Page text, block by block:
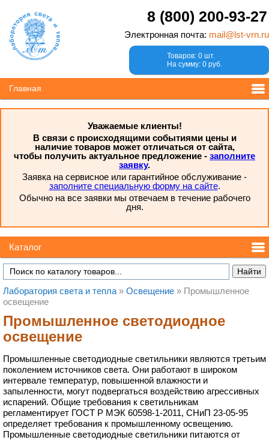
8 (800) 200-93-27
Электронная почта: mail@lst-vrn.ru
Товаров: 0 шт.
На сумму: 0 руб.
Главная
Уважаемые клиенты!
В связи с происходящими событиями цены и
наличие товаров может отличаться от сайта,
чтобы получить актуальное предложение - заполните
заявку.
Заявка на сервисное или гарантийное обслуживание -
заполните специальную форму на сайте.
Обычно на все заявки мы отвечаем в течение рабочего
дня.
Каталог
Лаборатория света и тепла » Освещение » Промышленное
освещение
Промышленное светодиодное
освещение
Промышленные светодиодные светильники являются третьим
поколением источников света. Они работают в широком
интервале температур, повышенной влажности и
запыленности, могут подвергаться воздействию агрессивных
испарений. Общие требования к светильникам
регламентирует ГОСТ Р МЭК 60598-1-2011, СНиП 23-05-95
определяет требования к промышленному освещению.
Промышленные светодиодные светильники питаются от